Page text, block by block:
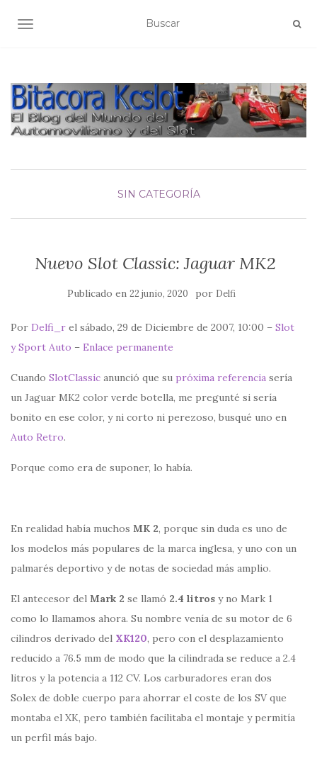
ALTERNAR NAVEGACIÓN
SIN CATEGORÍA
Nuevo Slot Classic: Jaguar MK2
Publicado en 22 junio, 2020 por Delfi
Por Delfi_r el sábado, 29 de Diciembre de 2007, 10:00 – Slot
y Sport Auto – Enlace permanente
Cuando SlotClassic anunció que su próxima referencia sería
un Jaguar MK2 color verde botella, me pregunté si sería
bonito en ese color, y ni corto ni perezoso, busqué uno en
Auto Retro.
Porque como era de suponer, lo había.
En realidad había muchos MK 2, porque sin duda es uno de
los modelos más populares de la marca inglesa, y uno con un
palmarés deportivo y de notas de sociedad más amplio.
El antecesor del Mark 2 se llamó 2.4 litros y no Mark 1
como lo llamamos ahora. Su nombre venía de su motor de 6
cilindros derivado del XK120, pero con el desplazamiento
reducido a 76.5 mm de modo que la cilindrada se reduce a 2.4
litros y la potencia a 112 CV. Los carburadores eran dos
Solex de doble cuerpo para ahorrar el coste de los SV que
montaba el XK, pero también facilitaba el montaje y permitía
un perfil más bajo.